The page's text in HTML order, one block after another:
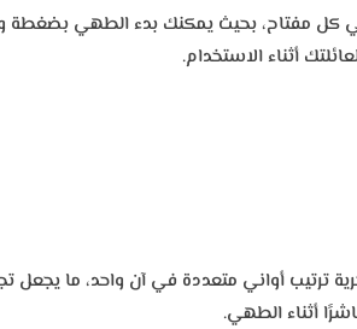
مفتاح، بحيث يمكنك بدء الطهي بضغطة
أثناء الاستخدام.
مسطح بلت ان كيتشن لاين بعرض 90 سم تمنحك حرية ترتيب
أثناء الطهي.